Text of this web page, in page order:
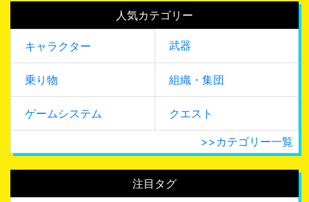
人気カテゴリー
キャラクター 武器
乗り物 組織・集団
ゲームシステム クエスト
>>カテゴリー一覧
注目タグ